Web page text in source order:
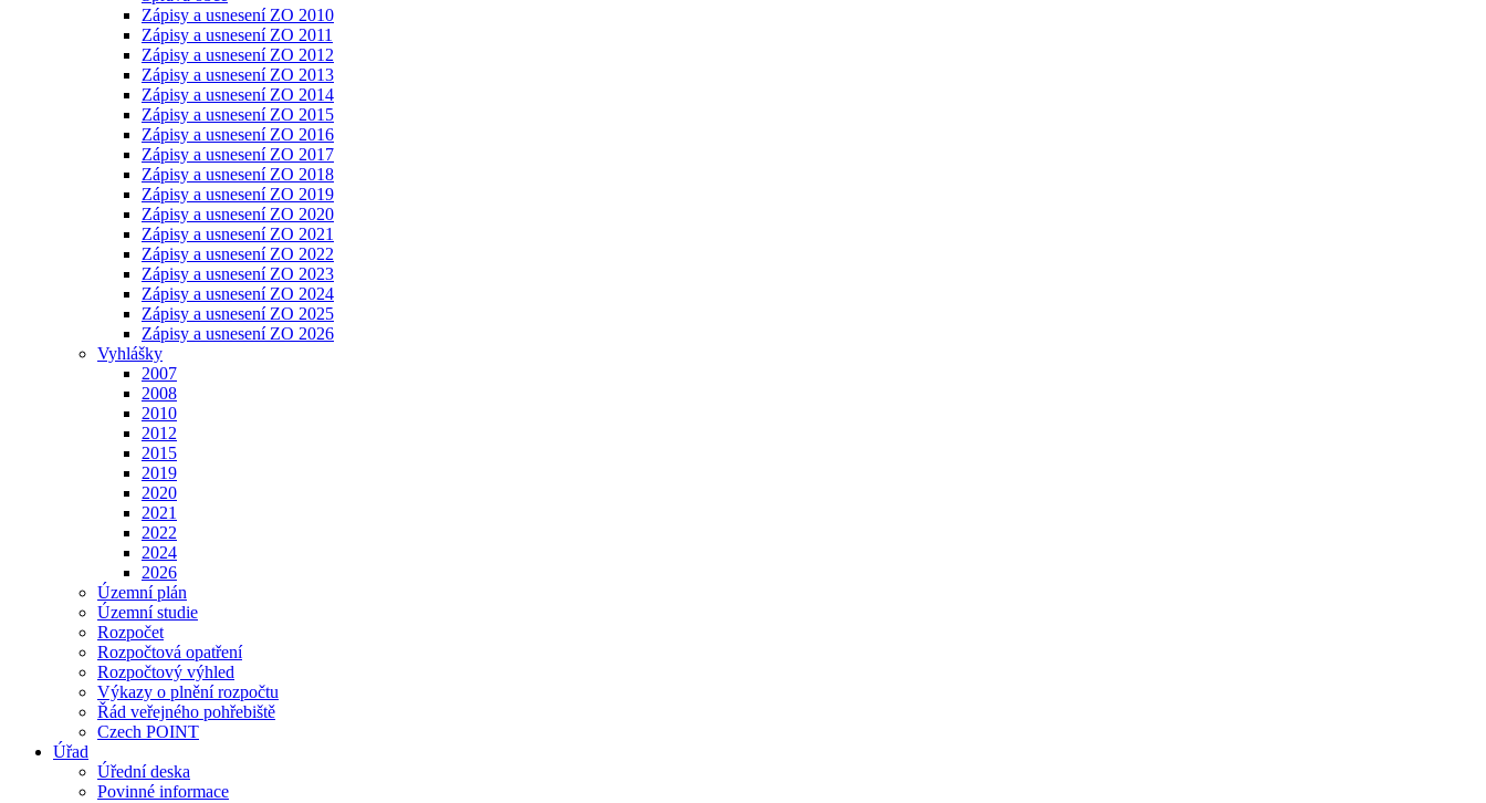
Zápisy a usnesení ZO 2010
Zápisy a usnesení ZO 2011
Zápisy a usnesení ZO 2012
Zápisy a usnesení ZO 2013
Zápisy a usnesení ZO 2014
Zápisy a usnesení ZO 2015
Zápisy a usnesení ZO 2016
Zápisy a usnesení ZO 2017
Zápisy a usnesení ZO 2018
Zápisy a usnesení ZO 2019
Zápisy a usnesení ZO 2020
Zápisy a usnesení ZO 2021
Zápisy a usnesení ZO 2022
Zápisy a usnesení ZO 2023
Zápisy a usnesení ZO 2024
Zápisy a usnesení ZO 2025
Zápisy a usnesení ZO 2026
Vyhlášky
2007
2008
2010
2012
2015
2019
2020
2021
2022
2024
2026
Územní plán
Územní studie
Rozpočet
Rozpočtová opatření
Rozpočtový výhled
Výkazy o plnění rozpočtu
Řád veřejného pohřebiště
Czech POINT
Úřad
Úřední deska
Povinné informace